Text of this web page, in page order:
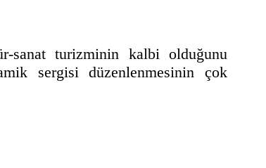
sanat turizminin kalbi olduğunu
sergisi düzenlenmesinin çok